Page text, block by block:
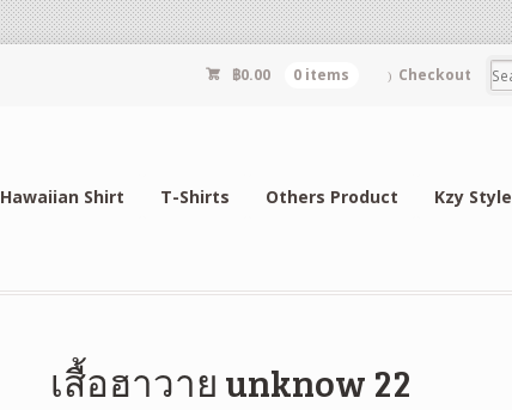
฿0.00 0 items Checkout
Hawaiian Shirt T-Shirts Others Product Kzy Style
เสื้อฮาวาย unknow 22